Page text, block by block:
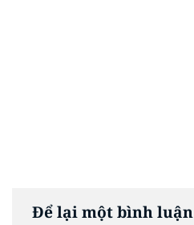
Để lại một bình luận